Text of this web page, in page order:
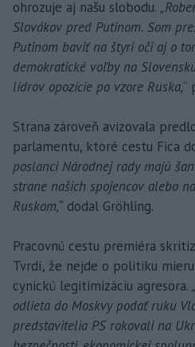
ohrozuje aj našu slobodu.
Slovákov pred Putinom. Som
Putinom baviť na štyri oči aj o
demokratické voľby na
lídrov opozície po vzore Ruska,“
Strana zároveň avizovala
parlamentu, ktoré cestu Fica
poslanci Národnej rady majú
strane našich spojencov alebo
Ruskom,“ dodal Gröhling.
Pracovnú cestu premiéra
Tvrdí, že nejde o politiku
cynickú legitimizáciu agresora.
odlieta do Moskvy podať ruku
predstavitelia PS rokovali na